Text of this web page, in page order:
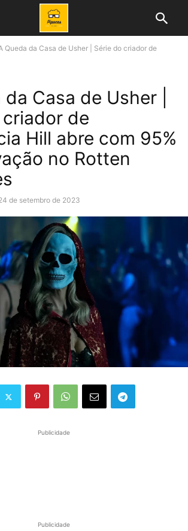
Queda da Casa de Usher | Série do criador de
Casa de Usher |
de
Hill abre com 95%
no Rotten
de setembro de 2023
Publicidade
Publicidade